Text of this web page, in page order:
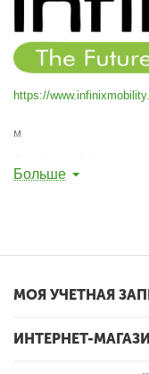
https://
м
современной молодежи,
Больше
МОЯ УЧЕТНАЯ
ИНТЕРНЕТ-